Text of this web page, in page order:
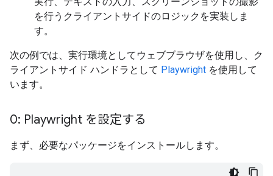
を行うクライアントサイドのロジックを実装しま
す。
次の例では、実行環境としてウェブブラウザを使用し、ク
ライアントサイド ハンドラとして Playwright を使用して
います。
0: Playwright を設定する
まず、必要なパッケージをインストールします。